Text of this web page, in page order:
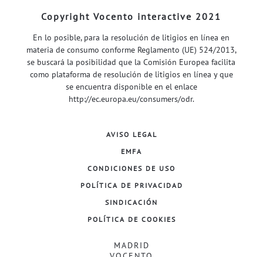
Copyright Vocento interactive 2021
En lo posible, para la resolución de litigios en línea en
materia de consumo conforme Reglamento (UE) 524/2013,
se buscará la posibilidad que la Comisión Europea facilita
como plataforma de resolución de litigios en línea y que
se encuentra disponible en el enlace
http://ec.europa.eu/consumers/odr.
AVISO LEGAL
EMFA
CONDICIONES DE USO
POLÍTICA DE PRIVACIDAD
SINDICACIÓN
POLÍTICA DE COOKIES
MADRID